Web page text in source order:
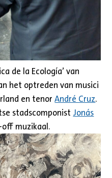
de la Ecología’ van
het optreden van musici
en tenorAndré Cruz.
stadscomponist Jonás
muzikaal.